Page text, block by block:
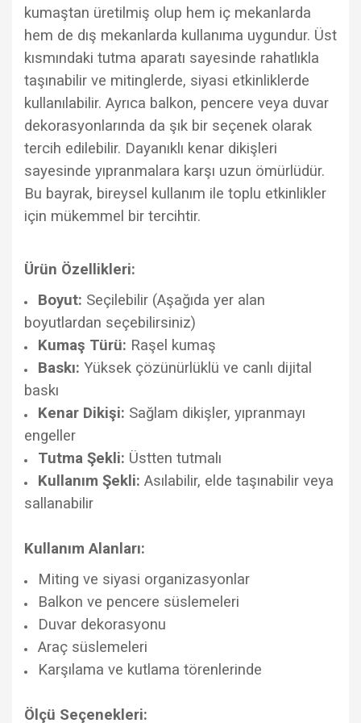
kumaştan üretilmiş olup hem iç mekanlarda
hem de dış mekanlarda kullanıma uygundur. Üst
kısmındaki tutma aparatı sayesinde rahatlıkla
taşınabilir ve mitinglerde, siyasi etkinliklerde
kullanılabilir. Ayrıca balkon, pencere veya duvar
dekorasyonlarında da şık bir seçenek olarak
tercih edilebilir. Dayanıklı kenar dikişleri
sayesinde yıpranmalara karşı uzun ömürlüdür.
Bu bayrak, bireysel kullanım ile toplu etkinlikler
için mükemmel bir tercihtir.
Ürün Özellikleri:
Boyut: Seçilebilir (Aşağıda yer alan
boyutlardan seçebilirsiniz)
Kumaş Türü: Raşel kumaş
Baskı: Yüksek çözünürlüklü ve canlı dijital
baskı
Kenar Dikişi: Sağlam dikişler, yıpranmayı
engeller
Tutma Şekli: Üstten tutmalı
Kullanım Şekli: Asılabilir, elde taşınabilir veya
sallanabilir
Kullanım Alanları:
Miting ve siyasi organizasyonlar
Balkon ve pencere süslemeleri
Duvar dekorasyonu
Araç süslemeleri
Karşılama ve kutlama törenlerinde
Ölçü Seçenekleri: